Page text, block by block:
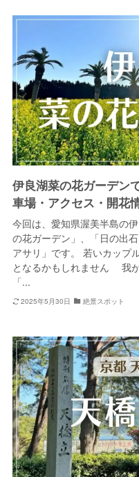
伊良湖菜の花ガーデン
車場・アクセス・開花
今回は、愛知県渥美半島の
の花ガーデン」、「日の出
アサリ」です。 若いカップ
となるかもしれません 我
「...
2025年5月30日 絶景スポット